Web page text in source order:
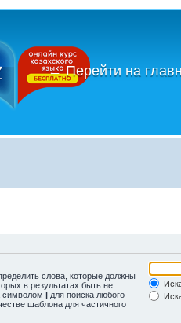
←Перейти на
слова, которые должны
в результатах быть не
символом | для поиска любого
шаблона для частичного